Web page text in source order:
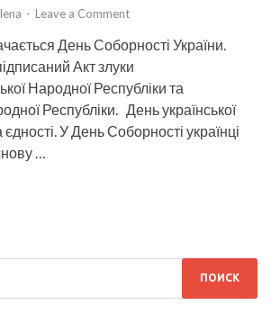
- Leave a Comment
День Соборності України.
Акт злуки
Народної Республіки та
Республіки. День української
єдності. У День Соборності українці
…